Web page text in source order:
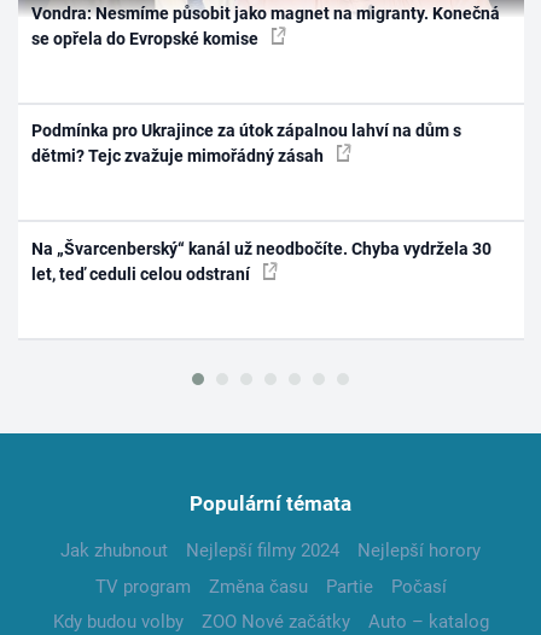
Vondra: Nesmíme působit jako magnet na migranty. Konečná
se opřela do Evropské komise
Podmínka pro Ukrajince za útok zápalnou lahví na dům s
dětmi? Tejc zvažuje mimořádný zásah
Na „Švarcenberský“ kanál už neodbočíte. Chyba vydržela 30
let, teď ceduli celou odstraní
Populární témata
Jak zhubnout Nejlepší filmy 2024
Nejlepší horory
TV program
Změna času Partie
Počasí
Kdy budou volby
ZOO Nové začátky
Auto – katalog